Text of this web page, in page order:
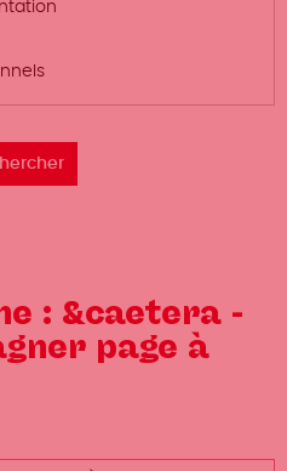
: &caetera -
page à